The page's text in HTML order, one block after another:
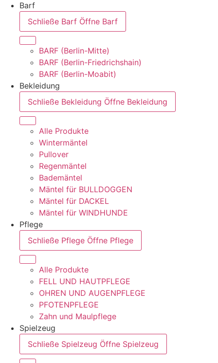
Barf
Schließe Barf Öffne Barf
BARF (Berlin-Mitte)
BARF (Berlin-Friedrichshain)
BARF (Berlin-Moabit)
Bekleidung
Schließe Bekleidung Öffne Bekleidung
Alle Produkte
Wintermäntel
Pullover
Regenmäntel
Bademäntel
Mäntel für BULLDOGGEN
Mäntel für DACKEL
Mäntel für WINDHUNDE
Pflege
Schließe Pflege Öffne Pflege
Alle Produkte
FELL UND HAUTPFLEGE
OHREN UND AUGENPFLEGE
PFOTENPFLEGE
Zahn und Maulpflege
Spielzeug
Schließe Spielzeug Öffne Spielzeug